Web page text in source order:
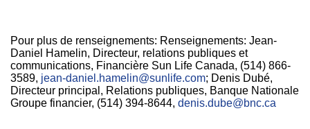
Pour plus de renseignements: Renseignements: Jean-
Daniel Hamelin, Directeur, relations publiques et
communications, Financière Sun Life Canada, (514) 866-
3589, jean-daniel.hamelin@sunlife.com; Denis Dubé,
Directeur principal, Relations publiques, Banque Nationale
Groupe financier, (514) 394-8644, denis.dube@bnc.ca